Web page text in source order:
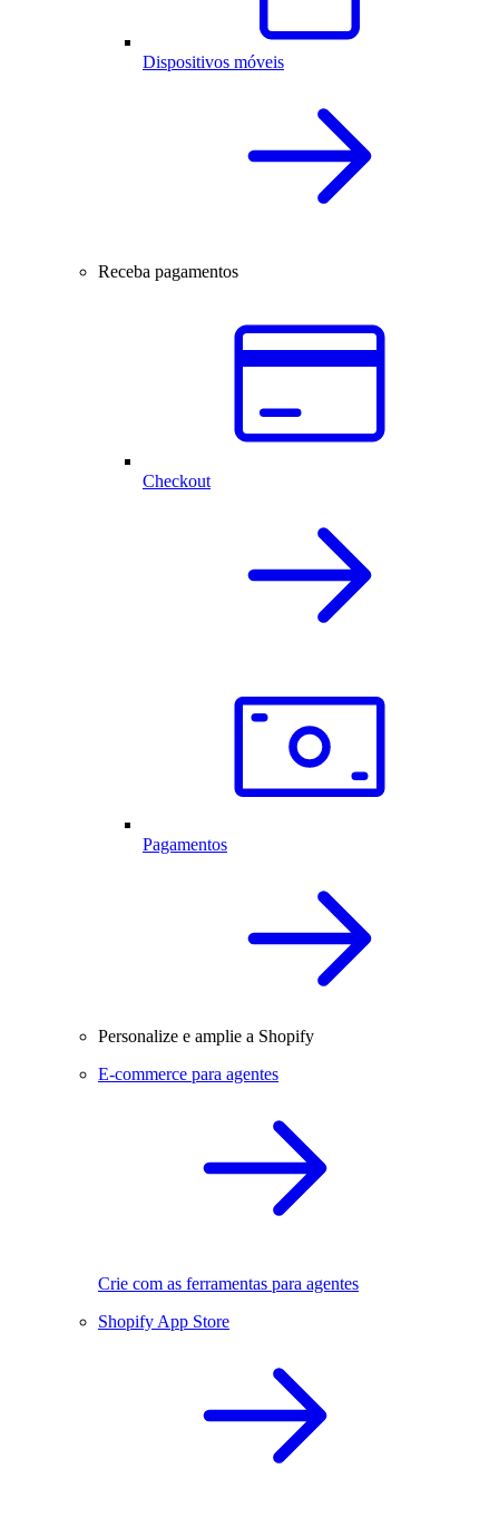
Dispositivos móveis
Receba pagamentos
Checkout
Pagamentos
Personalize e amplie a Shopify
E-commerce para agentes
Crie com as ferramentas para agentes
Shopify App Store